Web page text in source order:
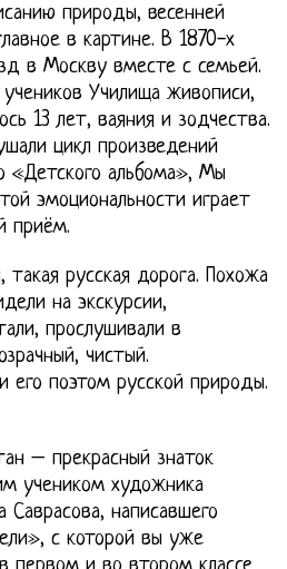
природы, весенней
в картине. В 1870-х
в Москву вместе с семьей.
Училища живописи,
13 лет, ваяния и зодчества.
цикл произведений
«Детского альбома», Мы
эмоциональности играет
приём.
такая русская дорога. Похожа
на экскурсии,
прослушивали в
чистый.
его поэтом русской природы.
– прекрасный знаток
учеником художника
Саврасова, написавшего
с которой вы уже